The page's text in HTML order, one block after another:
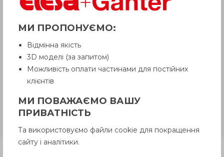
Товар з приміткою «Є в наявності»
до 6 робочих днів
товару, якого немає на складі,
рекомендуємо уточнити у Продавця.
Продавець залишає за собою право
відпускати товар у базовій кольоровій
гамі, якщо інше не обговорено
GN 20.1-EНержавіюча сталь, з
кільцем ущільнювача з EPDM
МИ ПРОПОНУЄМО:
Відмінна якість
3D моделі (за запитом)
Можливість оплати частинами для постійних
клієнтів
МИ ПОВАЖАЄМО ВАШУ
ПРИВАТНІСТЬ
Та використовуємо файли cookie для покращення
сайту і аналітики.